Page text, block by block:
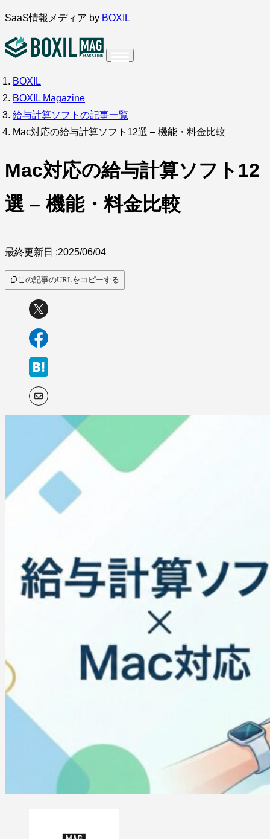
内
を
キ
ッ
プ
SaaS情報メディア by BOXIL
インタビュー
サービス比較 キーワードから探す
BOXIL
BOXIL Magazine
給与計算ソフトの記事一覧
Mac対応の給与計算ソフト12選 – 機能・料金比較
Mac対応の給与計算ソフト12
選 – 機能・料金比較
最終更新日 :2025/06/04
この記事のURLをコピーする